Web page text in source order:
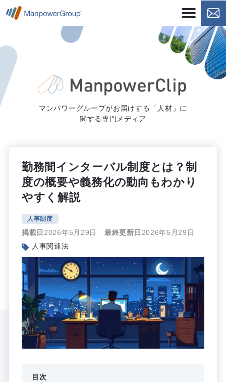
マンパワーグループがお届けする「人材」に
関する専門メディア
勤務間インターバル制度とは？制
度の概要や義務化の動向もわかり
やすく解説
人事制度
掲載日 2026年5月29日 最終更新日 2026年5月29日
人事関連法
目次